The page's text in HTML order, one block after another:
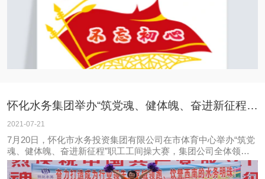
怀化水务集团举办“筑党魂、健体魄、奋进新征程” 职工工间操大赛
2021-07-21
7月20日，怀化市水务投资集团有限公司在市体育中心举办“筑党
魂、健体魄、奋进新征程”职工工间操大赛，集团公司全体领导
班子成员出席大赛并担任评委，集团各部室、各子公司组成7支
代表队同场竞技，广大水务员工现场呐喊助威、为各自队伍加油